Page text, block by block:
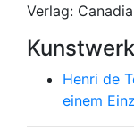
Verlag:
Henri de
einem